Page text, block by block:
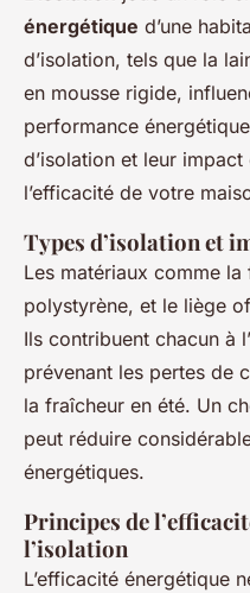
énergétique d’une
d’isolation, tels que la
en mousse rigide,
performance
d’isolation et leur
l’efficacité de votre
Types d’isolation et
Les matériaux comme
polystyrène, et le liège
Ils contribuent chacun à
prévenant les pertes de
la fraîcheur en été. Un
peut réduire
énergétiques.
Principes de
l’isolation
L’efficacité énergétique